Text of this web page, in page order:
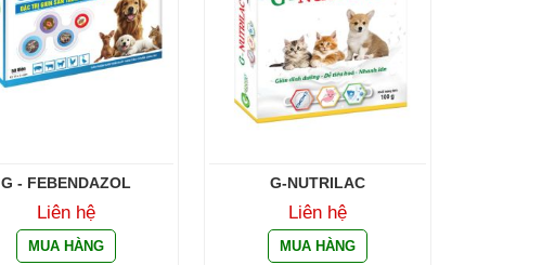
G - FEBENDAZOL
Liên hệ
G-NUTRILAC
Liên hệ